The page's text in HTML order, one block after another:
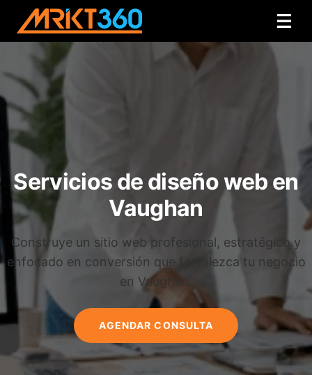
Servicios de diseño web en
Vaughan
Construye un sitio web profesional, estratégico y
enfocado en conversión que fortalezca tu negocio
en Vaughan.
AGENDAR CONSULTA